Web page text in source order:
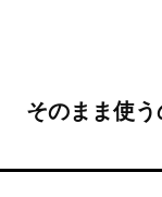
そのまま使